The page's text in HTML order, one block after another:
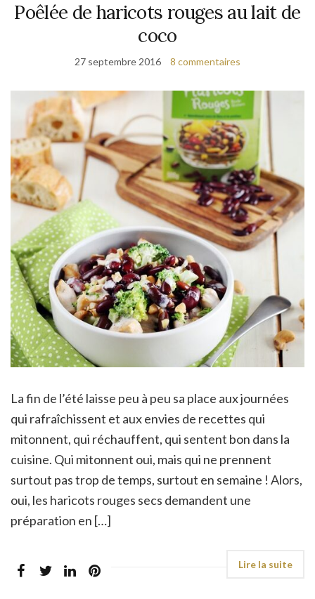
Poêlée de haricots rouges au lait de
coco
27 septembre 2016 8 commentaires
La fin de l’été laisse peu à peu sa place aux journées
qui rafraîchissent et aux envies de recettes qui
mitonnent, qui réchauffent, qui sentent bon dans la
cuisine. Qui mitonnent oui, mais qui ne prennent
surtout pas trop de temps, surtout en semaine ! Alors,
oui, les haricots rouges secs demandent une
préparation en […]